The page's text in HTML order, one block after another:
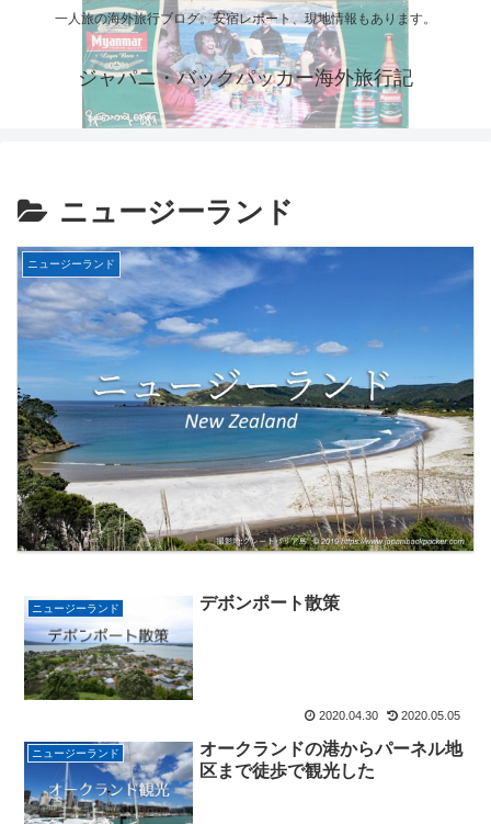
一人旅の海外旅行ブログ。安宿レポート、現地情報もあります。
ジャパニ・バックパッカー海外旅行記
ニュージーランド
ニュージーランド
ニュージーランド デボンポート散策
2020.04.30 2020.05.05
ニュージーランド
オークランドの港からパーネル地
区まで徒歩で観光した